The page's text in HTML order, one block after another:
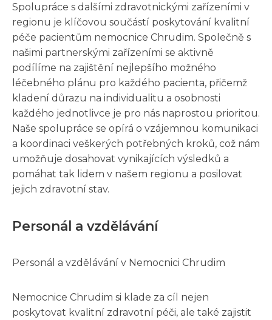
Spolupráce s dalšími zdravotnickými zařízeními v
regionu je klíčovou součástí poskytování kvalitní
péče pacientům nemocnice Chrudim. Společně s
našimi partnerskými zařízeními se aktivně
podílíme na zajištění nejlepšího možného
léčebného plánu pro každého pacienta, přičemž
kladení důrazu na individualitu a osobnosti
každého jednotlivce je pro nás naprostou prioritou.
Naše spolupráce se opírá o vzájemnou komunikaci
a koordinaci veškerých potřebných kroků, což nám
umožňuje dosahovat vynikajících výsledků a
pomáhat tak lidem v našem regionu a posilovat
jejich zdravotní stav.
Personál a vzdělávání
Personál a vzdělávání v Nemocnici Chrudim
Nemocnice Chrudim si klade za cíl nejen
poskytovat kvalitní zdravotní péči, ale také zajistit